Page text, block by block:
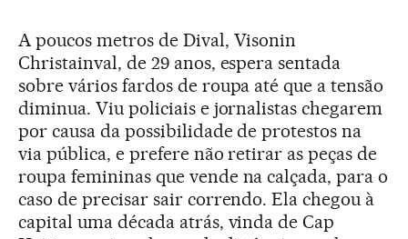
A poucos metros de Dival, Visonin
Christainval, de 29 anos, espera sentada
sobre vários fardos de roupa até que a tensão
diminua. Viu policiais e jornalistas chegarem
por causa da possibilidade de protestos na
via pública, e prefere não retirar as peças de
roupa femininas que vende na calçada, para o
caso de precisar sair correndo. Ela chegou à
capital uma década atrás, vinda de Cap